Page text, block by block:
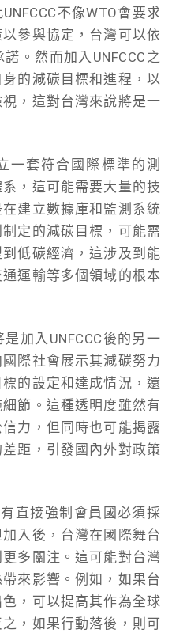
不像WTO會要求
參與協定，台灣可以依
。然而加入UNFCCC之
的減碳目標和進程，以
，這對台灣來說將是一
一套符合國際標準的測
，這可能需要大量的技
建立數據庫和監測系統
定的減碳目標，可能需
低碳經濟，這涉及到能
運輸等多個領域的根本
加入UNFCCC後的另一
際社會展示其減碳努力
的設定和達成情況，還
節。這種透明度雖然有
力，但同時也可能揭露
距，引發國內外對政策
直接強制會員國必須採
入後，台灣在國際舞台
多關注。這可能對台灣
來影響。例如，如果台
，可以提高其作為全球
，如果行動落後，則可